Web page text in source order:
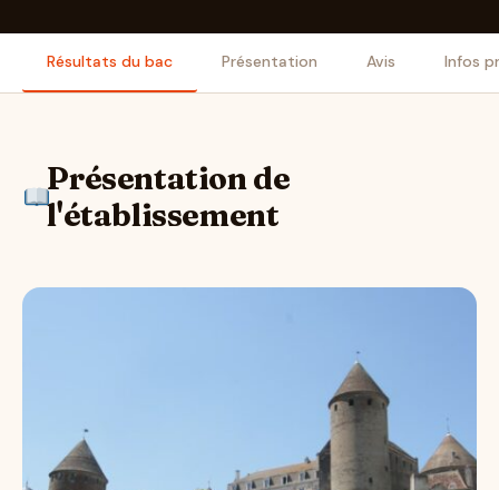
Résultats du bac Présentation Avis Infos
Présentation de
l'établissement